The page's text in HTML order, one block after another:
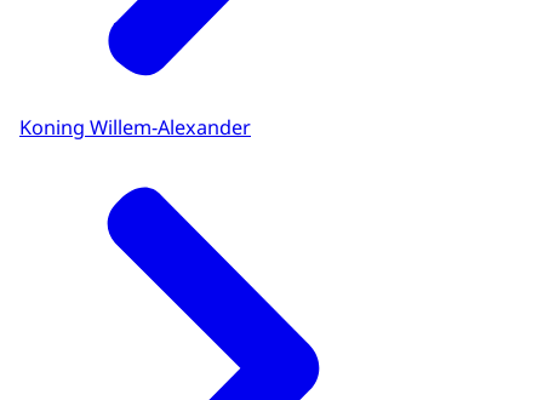
Koning Willem-Alexander